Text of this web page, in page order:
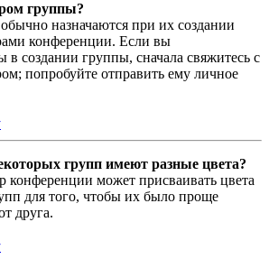
группы?
назначаются при их создании
конференции. Если вы
в создании группы, сначала свяжитесь с
попробуйте отправить ему личное
групп имеют разные цвета?
конференции может присваивать цвета
для того, чтобы их было проще
друга.